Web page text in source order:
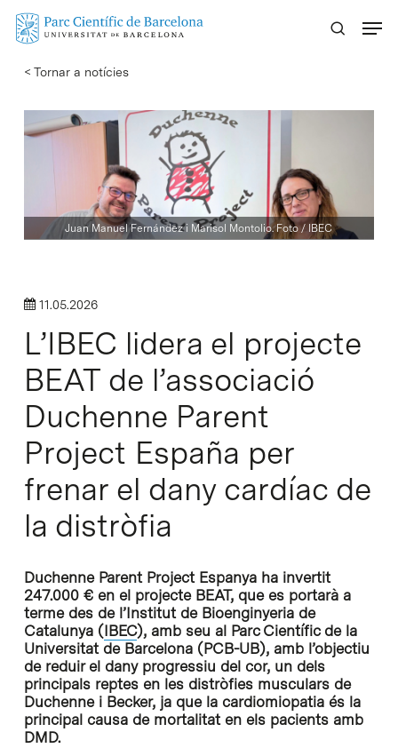
Skip
content
< Tornar a notícies
Juan Manuel Fernández i Marisol Montolio. Foto / IBEC
11.05.2026
L’IBEC lidera el projecte
BEAT de l’associació
Duchenne Parent
Project España per
frenar el dany cardíac de
la distròfia
Duchenne Parent Project Espanya ha invertit
247.000 € en el projecte BEAT, que es portarà a
terme des de l’Institut de Bioenginyeria de
Catalunya (IBEC), amb seu al Parc Científic de la
Universitat de Barcelona (PCB-UB), amb l’objectiu
de reduir el dany progressiu del cor, un dels
principals reptes en les distròfies musculars de
Duchenne i Becker, ja que la cardiomiopatia és la
principal causa de mortalitat en els pacients amb
DMD.